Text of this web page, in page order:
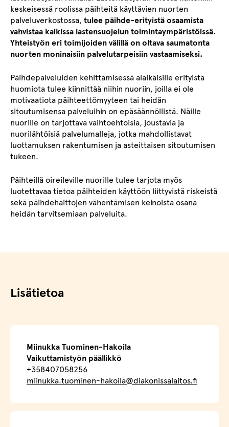
keskeisessä roolissa päihteitä käyttävien nuorten
palveluverkostossa, tulee päihde-erityistä osaamista
vahvistaa kaikissa lastensuojelun toimintaympäristöissä.
Yhteistyön eri toimijoiden välillä on oltava saumatonta
nuorten moninaisiin palvelutarpeisiin vastaamiseksi.
Päihdepalveluiden kehittämisessä alaikäisille erityistä
huomiota tulee kiinnittää niihin nuoriin, joilla ei ole
motivaatiota päihteettömyyteen tai heidän
sitoutumisensa palveluihin on epäsäännöllistä. Näille
nuorille on tarjottava vaihtoehtoisia, joustavia ja
nuorilähtöisiä palvelumalleja, jotka mahdollistavat
luottamuksen rakentumisen ja asteittaisen sitoutumisen
tukeen.
Päihteillä oireileville nuorille tulee tarjota myös
luotettavaa tietoa päihteiden käyttöön liittyvistä riskeistä
sekä päihdehaittojen vähentämisen keinoista osana
heidän tarvitsemiaan palveluita.
Lisätietoa
Miinukka Tuominen-Hakoila
Vaikuttamistyön päällikkö
+358407058256
miinukka.tuominen-hakoila@diakonissalaitos.fi